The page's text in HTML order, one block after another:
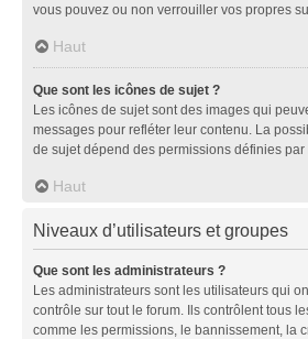
vous pouvez ou non verrouiller vos propres
Haut
Que sont les icônes de sujet ?
Les icônes de sujet sont des images qui
messages pour refléter leur contenu. La
de sujet dépend des permissions définies par
Haut
Niveaux d’utilisateurs et groupes
Que sont les administrateurs ?
Les administrateurs sont les utilisateurs qui
contrôle sur tout le forum. Ils contrôlent tous
comme les permissions, le bannissement, la